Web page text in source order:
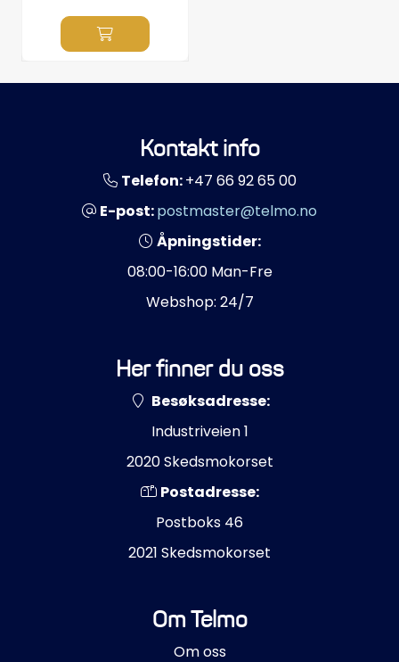
Kontakt info
Telefon:+47 66 92 65 00
E-post:postmaster@telmo.no
Åpningstider:
08:00-16:00 Man-Fre
Webshop: 24/7
Her finner du oss
Besøksadresse:
Industriveien 1
2020 Skedsmokorset
Postadresse:
Postboks 46
2021 Skedsmokorset
Om Telmo
Om oss